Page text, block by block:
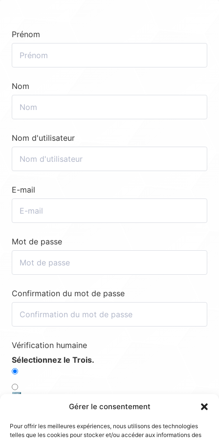
Gérer le consentement
Pour offrir les meilleures expériences, nous utilisons des technologies
telles que les cookies pour stocker et/ou accéder aux informations des
Prénom
Nom
Nom d'utilisateur
E-mail
Mot de passe
Confirmation du mot de passe
Vérification humaine
Sélectionnez le Trois.
4️⃣